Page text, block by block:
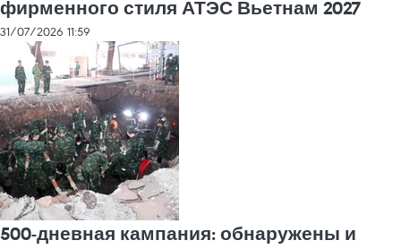
фирменного стиля АТЭС Вьетнам 2027
31/07/2026 11:59
500-дневная кампания: обнаружены и